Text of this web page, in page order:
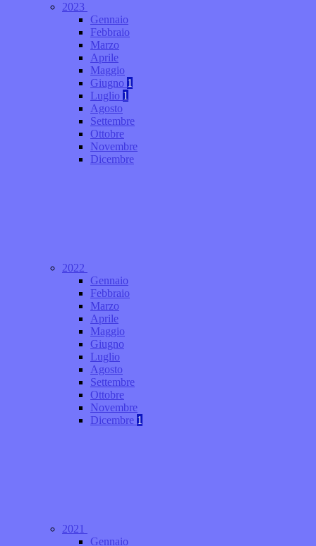
2023
Gennaio
Febbraio
Marzo
Aprile
Maggio
Giugno 1
Luglio 1
Agosto
Settembre
Ottobre
Novembre
Dicembre
2022
Gennaio
Febbraio
Marzo
Aprile
Maggio
Giugno
Luglio
Agosto
Settembre
Ottobre
Novembre
Dicembre 1
2021
Gennaio